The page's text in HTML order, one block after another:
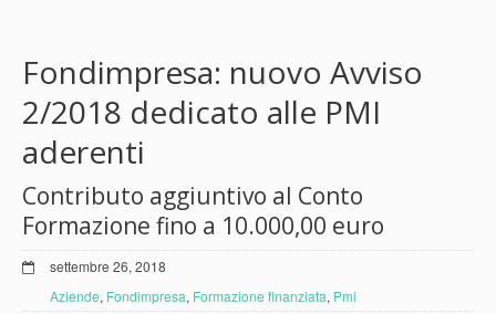
Fondimpresa: nuovo Avviso
2/2018 dedicato alle PMI
aderenti
Contributo aggiuntivo al Conto
Formazione fino a 10.000,00 euro
settembre 26, 2018
Aziende, Fondimpresa, Formazione finanziata, Pmi